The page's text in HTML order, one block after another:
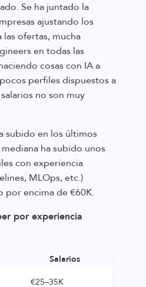
Se ha juntado la
ajustando los
las ofertas, mucha
en todas las
cosas con IA a
perfiles dispuestos a
no son muy
subido en los últimos
ha subido unos
con experiencia
MLOps, etc.)
por encima de €60K.
por experiencia
Salarios
€25–35K